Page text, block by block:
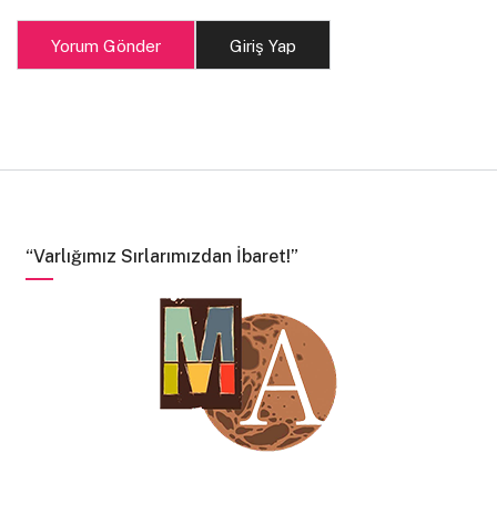
Yorum Gönder Giriş Yap
“Varlığımız Sırlarımızdan İbaret!”